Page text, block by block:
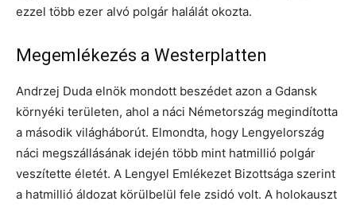
ezzel több ezer alvó polgár halálát okozta.
Megemlékezés a Westerplatten
Andrzej Duda elnök mondott beszédet azon a Gdansk
környéki területen, ahol a náci Németország megindította
a második világháborút. Elmondta, hogy Lengyelország
náci megszállásának idején több mint hatmillió polgár
veszítette életét. A Lengyel Emlékezet Bizottsága szerint
a hatmillió áldozat körülbelül fele zsidó volt. A holokauszt